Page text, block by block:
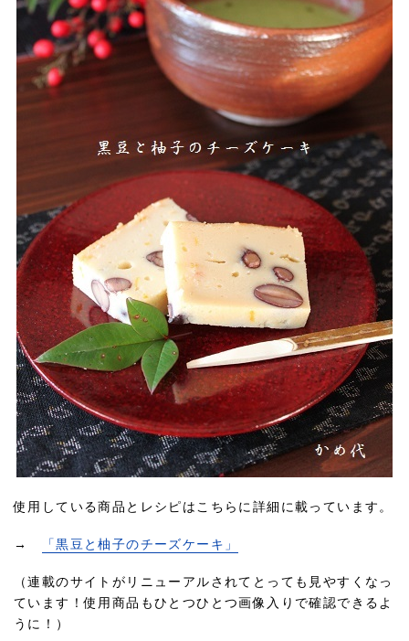
使用している商品とレシピはこちらに詳細に載っています。
→ 「黒豆と柚子のチーズケーキ」
（連載のサイトがリニューアルされてとっても見やすくなっ
ています！使用商品もひとつひとつ画像入りで確認できるよ
うに！）